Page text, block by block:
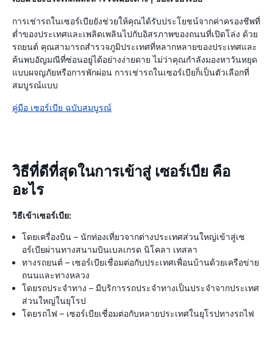
การเช่ารถในเซอร์เบียยังช่วยให้คุณได้รับประโยชน์จากค่าครองชีพที่
ต่ำของประเทศและเพลิดเพลินไปกับอิสรภาพของถนนที่เปิดโล่ง ด้วย
รถยนต์ คุณสามารถสำรวจภูมิประเทศที่หลากหลายของประเทศและ
ค้นพบอัญมณีที่ซ่อนอยู่ได้อย่างง่ายดาย ไม่ว่าคุณกำลังมองหาวันหยุด
แบบผจญภัยหรือการพักผ่อน การเช่ารถในเซอร์เบียก็เป็นตัวเลือกที่
สมบูรณ์แบบ
คู่มือ เซอร์เบีย ฉบับสมบูรณ์
วิธีที่ดีที่สุดในการเข้าสู่ เซอร์เบีย คือ
อะไร
วิธีเข้าเซอร์เบีย:
โดยเครื่องบิน – นักท่องเที่ยวจากต่างประเทศส่วนใหญ่เข้าสู่เซ
อร์เบียผ่านทางสนามบินเบลเกรด นิโคลา เทสลา
ทางรถยนต์ – เซอร์เบียเชื่อมต่อกับประเทศเพื่อนบ้านด้วยเครือข่าย
ถนนและทางหลวง
โดยรถประจำทาง – มีบริการรถประจำทางเป็นประจำจากประเทศ
ส่วนใหญ่ในยุโรป
โดยรถไฟ – เซอร์เบียเชื่อมต่อกับหลายประเทศในยุโรปทางรถไฟ